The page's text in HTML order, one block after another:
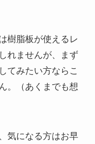
樹脂板が使えるレ
れませんが、まず
てみたい方ならこ
。（あくまでも想
気になる方はお早